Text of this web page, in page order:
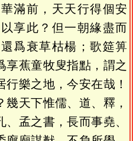
滿前，天天行得個安
享此？但一朝緣盡而
爲衰草枯楊；歌筵箅
享蕉童牧叟指點，謂之
樂之地，今安在哉！
天下惟儒、道、釋，
孟之書，長而事堯、